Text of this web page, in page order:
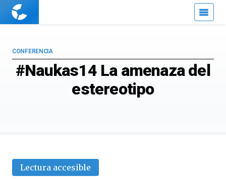
Cuaderno
#Naukas14 La amenaza del
estereotipo
CONFERENCIA
Lectura accesible